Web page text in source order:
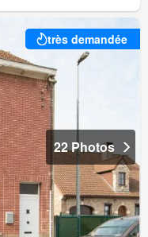
très demandée
22 Photos